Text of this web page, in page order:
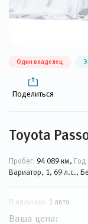
Один владелец
Поделиться
Toyota
Пробег: 94 089 км, Год
Вариатор, 1, 69 л.с.,
В наличии: 1 авто
Ваша цена: